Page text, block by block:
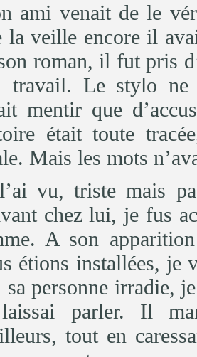
ami venait de le
la veille encore il
roman, il fut pris
travail. Le stylo ne
mentir que
était toute
Mais les mots
vu, triste mais
chez lui, je fus
A son
étions installées, je
sa personne irradie,
parler. Il
tout en